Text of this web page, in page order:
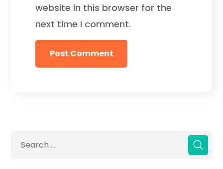
website in this browser for the
next time I comment.